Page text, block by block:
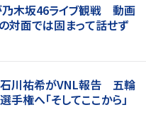
乃木坂46ライブ観戦 動画
対面では固まって話せず
石川祐希がVNL報告 五輪
権へ「そしてここから」